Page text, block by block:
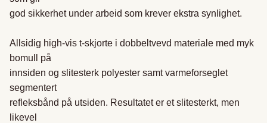
god sikkerhet under arbeid som krever ekstra synlighet.
Allsidig high-vis t-skjorte i dobbeltvevd materiale med myk
bomull på
innsiden og slitesterk polyester samt varmeforseglet
segmentert
refleksbånd på utsiden. Resultatet er et slitesterkt, men
likevel